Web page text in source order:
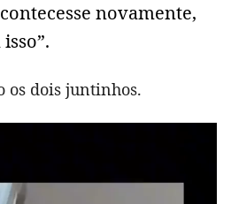
novamente,
os dois juntinhos.